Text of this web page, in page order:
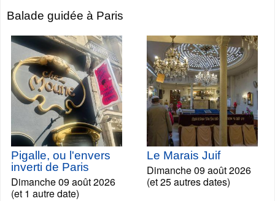
Balade guidée à Paris
Pigalle, ou l'envers
inverti de Paris
Dimanche 09 août 2026
(et 1 autre date)
Le Marais Juif
Dimanche 09 août 2026
(et 25 autres dates)